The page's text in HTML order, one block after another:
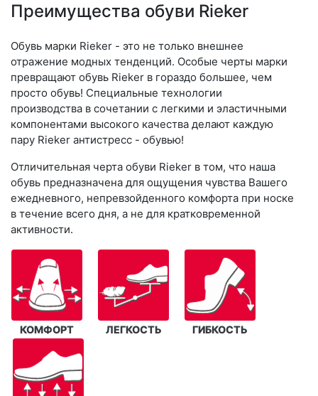
Преимущества обуви Rieker
Обувь марки Rieker - это не только внешнее
отражение модных тенденций. Особые черты марки
превращают обувь Rieker в гораздо большее, чем
просто обувь! Специальные технологии
производства в сочетании с легкими и эластичными
компонентами высокого качества делают каждую
пару Rieker антистресс - обувью!
Отличительная черта обуви Rieker в том, что наша
обувь предназначена для ощущения чувства Вашего
ежедневного, непревзойденного комфорта при носке
в течение всего дня, а не для кратковременной
активности.
КОМФОРТ ЛЕГКОСТЬ ГИБКОСТЬ